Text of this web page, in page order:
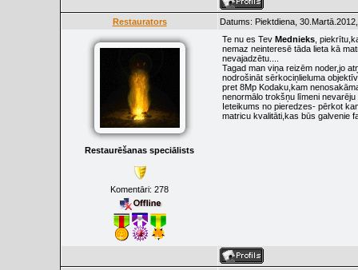
Restaurators Datums: Piektdiena,
Restaurēšanas speciālists
Komentāri: 278
Te nu es Tev Mednieks ,
nemaz neinteresē tāda lieta kā
nevajadzētu....
Tagad man viņa reizēm noder,jo
nodrošināt sērkociņlieluma
pret 8Mp Kodaku,kam
nenormālo trokšņu līmeni
Ieteikums no pieredzes- pērkot
matricu kvalitāti,kas būs galvenie